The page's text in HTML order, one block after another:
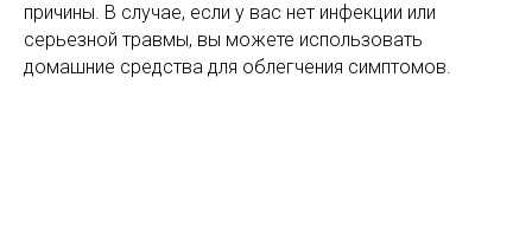
причины. В случае, если у вас нет инфекции или
серьезной травмы, вы можете использовать
домашние средства для облегчения симптомов.